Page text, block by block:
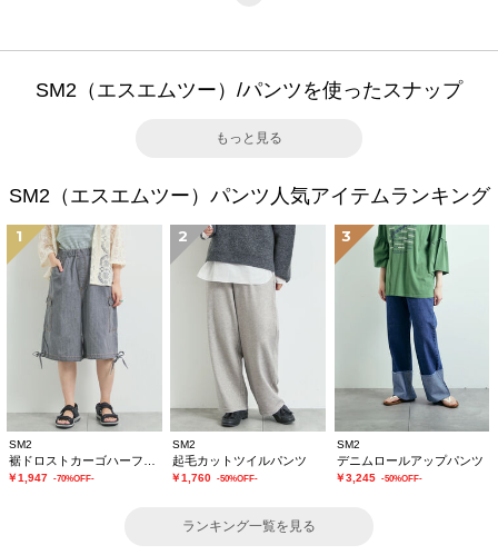
SM2（エスエムツー）/パンツを使ったスナップ
もっと見る
SM2（エスエムツー）パンツ人気アイテムランキング
1
SM2
￥1,947 -70%OFF-
2
SM2
起毛カットツイルパンツ
￥1,760 -50%OFF-
3
SM2
デニムロールアップパンツ
￥3,245 -50%OFF-
ランキング一覧を見る